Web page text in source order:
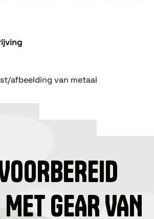
afbeelding van metaal
GEAR VAN